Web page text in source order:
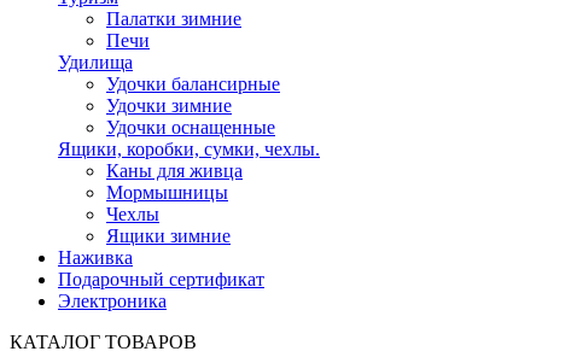
Палатки зимние
Печи
Удилища
Удочки балансирные
Удочки зимние
Удочки оснащенные
Ящики, коробки, сумки, чехлы.
Каны для живца
Мормышницы
Чехлы
Ящики зимние
Наживка
Подарочный сертификат
Электроника
КАТАЛОГ ТОВАРОВ